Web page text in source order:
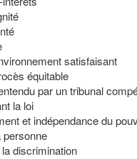
satisfaisant
équitable
par un tribunal
la loi
et indépendance du
personne
discrimination